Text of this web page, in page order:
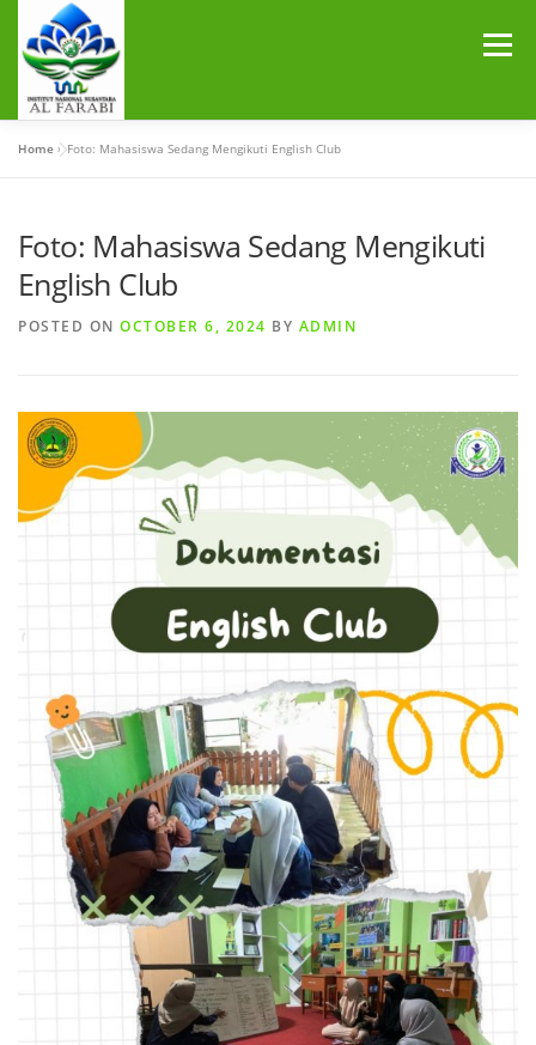
content
Menu
PROGRAM PUSTAKA BERITA INFORMASI
Home »Foto: Mahasiswa Sedang Mengikuti English Club
Foto: Mahasiswa Sedang Mengikuti
English Club
POSTED ON OCTOBER 6, 2024 BY ADMIN